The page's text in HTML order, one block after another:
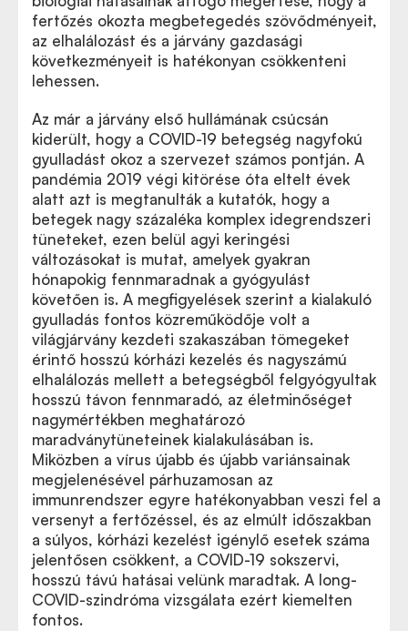
fertőzés okozta megbetegedés szövődményeit,
az elhalálozást és a járvány gazdasági
következményeit is hatékonyan csökkenteni
lehessen.
Az már a járvány első hullámának csúcsán
kiderült, hogy a COVID-19 betegség nagyfokú
gyulladást okoz a szervezet számos pontján. A
pandémia 2019 végi kitörése óta eltelt évek
alatt azt is megtanulták a kutatók, hogy a
betegek nagy százaléka komplex idegrendszeri
tüneteket, ezen belül agyi keringési
változásokat is mutat, amelyek gyakran
hónapokig fennmaradnak a gyógyulást
követően is. A megfigyelések szerint a kialakuló
gyulladás fontos közreműködője volt a
világjárvány kezdeti szakaszában tömegeket
érintő hosszú kórházi kezelés és nagyszámú
elhalálozás mellett a betegségből felgyógyultak
hosszú távon fennmaradó, az életminőséget
nagymértékben meghatározó
maradványtüneteinek kialakulásában is.
Miközben a vírus újabb és újabb variánsainak
megjelenésével párhuzamosan az
immunrendszer egyre hatékonyabban veszi fel a
versenyt a fertőzéssel, és az elmúlt időszakban
a súlyos, kórházi kezelést igénylő esetek száma
jelentősen csökkent, a COVID-19 sokszervi,
hosszú távú hatásai velünk maradtak. A long-
COVID-szindróma vizsgálata ezért kiemelten
fontos.